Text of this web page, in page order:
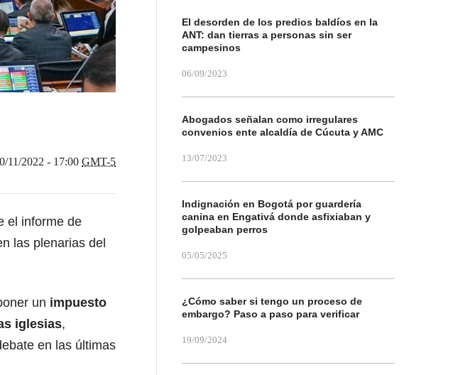
11/2022 - 17:00 GMT-5
el informe de
las plenarias del
un impuesto
iglesias,
en las últimas
El desorden de los predios baldíos en la
ANT: dan tierras a personas sin ser
campesinos
06/09/2023
Abogados señalan como irregulares
convenios ente alcaldía de Cúcuta y AMC
13/07/2023
Indignación en Bogotá por guardería
canina en Engativá donde asfixiaban y
golpeaban perros
05/05/2025
¿Cómo saber si tengo un proceso de
embargo? Paso a paso para verificar
19/09/2024